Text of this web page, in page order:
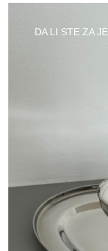
DA LI STE ZA